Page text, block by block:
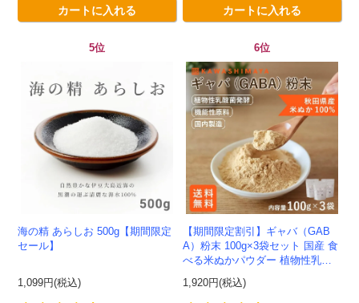
カートに入れる カートに入れる
5位
海の精 あらしお 500g【期間限定
セール】
1,099円(税込)
6位
【期間限定割引】ギャバ（GAB
A）粉末 100g×3袋セット 国産 食
べる米ぬかパウダー 植物性乳酸
料】*メール便での発送...
1,920円(税込)
新規会員様限定
今すぐ使える 300 円OFFクーポンを
ご用意しました🎁
会員登録ありがとうございます！
＼ ご登録の感謝を込めて ／
新規会員様限定 特典クーポン
円OFF